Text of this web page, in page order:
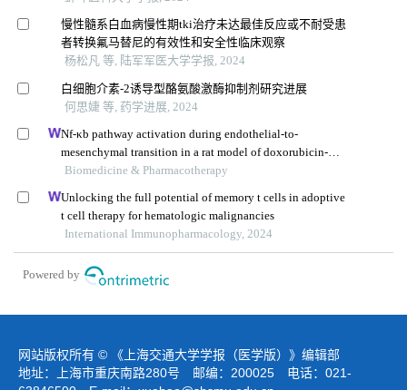
慢性髓系白血病慢性期tki治疗未达最佳反应或不耐受患
者转换氟马替尼的有效性和安全性临床观察
杨松凡 等, 陆军军医大学学报, 2024
白细胞介素-2诱导型酪氨酸激酶抑制剂研究进展
何思婕 等, 药学进展, 2024
Nf-κb pathway activation during endothelial-to-
mesenchymal transition in a rat model of doxorubicin-
induced cardiotoxicity
Biomedicine & Pharmacotherapy
Unlocking the full potential of memory t cells in adoptive
t cell therapy for hematologic malignancies
International Immunopharmacology, 2024
Powered by
网站版权所有 © 《上海交通大学学报（医学版）》编辑部
地址：上海市重庆南路280号 邮编：200025 电话：021-